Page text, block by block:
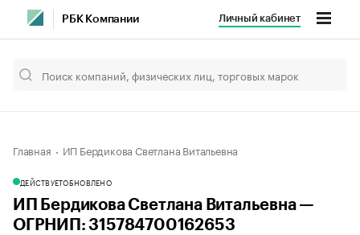
РБК Компании Личный кабинет
Главная ИП Бердикова Светлана Витальевна
ДЕЙСТВУЕТОБНОВЛЕНО
ИП Бердикова Светлана Витальевна —
ОГРНИП: 315784700162653